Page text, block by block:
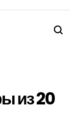
из 20